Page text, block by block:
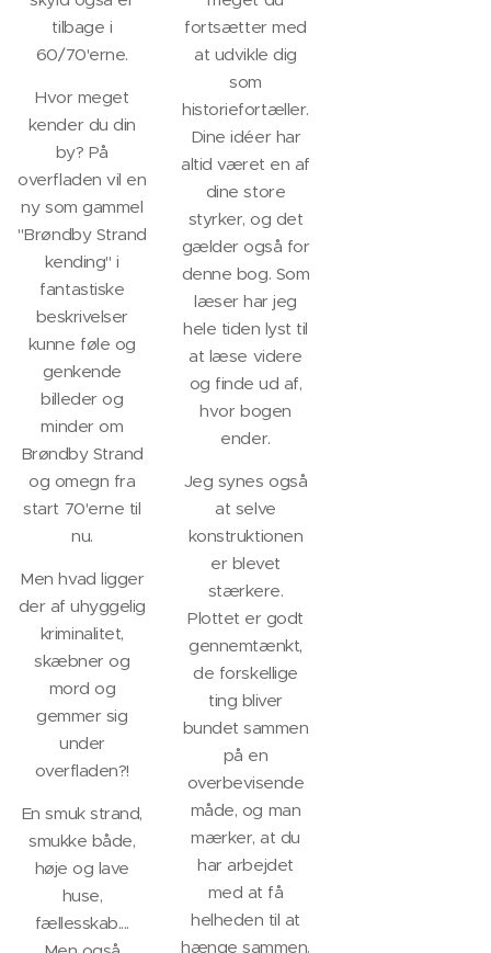
tilbage i
60/70'erne.
Hvor meget
kender du din
by? På
overfladen vil en
ny som gammel
"Brøndby Strand
kending" i
fantastiske
beskrivelser
kunne føle og
genkende
billeder og
minder om
Brøndby Strand
og omegn fra
start 70'erne til
nu.
Men hvad ligger
der af uhyggelig
kriminalitet,
skæbner og
mord og
gemmer sig
under
overfladen?!
En smuk strand,
smukke både,
høje og lave
huse,
fællesskab....
fortsætter med
at udvikle dig
som
historiefortæller.
Dine idéer har
altid været en af
dine store
styrker, og det
gælder også for
denne bog. Som
læser har jeg
hele tiden lyst til
at læse videre
og finde ud af,
hvor bogen
ender.
Jeg synes også
at selve
konstruktionen
er blevet
stærkere.
Plottet er godt
gennemtænkt,
de forskellige
ting bliver
bundet sammen
på en
overbevisende
måde, og man
mærker, at du
har arbejdet
med at få
helheden til at
hænge sammen.